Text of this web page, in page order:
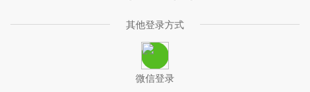
其他登录方式
微信登录